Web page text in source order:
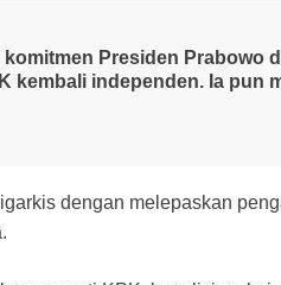
komitmen Presiden Prabowo
kembali independen. Ia pun
dengan melepaskan